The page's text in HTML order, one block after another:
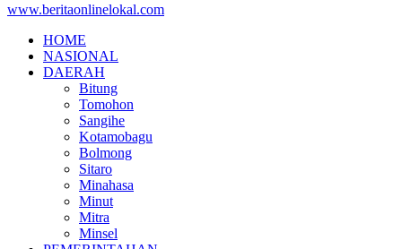
www.beritaonlinelokal.com
HOME
NASIONAL
DAERAH
Bitung
Tomohon
Sangihe
Kotamobagu
Bolmong
Sitaro
Minahasa
Minut
Mitra
Minsel